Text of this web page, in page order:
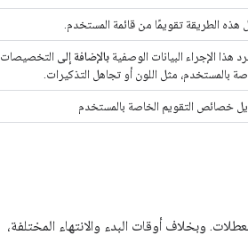
هذه الطريقة تقويمًا من قائمة المستخدم.
هذا الإجراء البيانات الوصفية بالإضافة إلى
التخصيصات
بالمستخدم، مثل اللون أو تجاهل التذكيرات.
خصائص التقويم الخاصة بالمستخدم
وبخلاف أوقات البدء والانتهاء المختلفة،